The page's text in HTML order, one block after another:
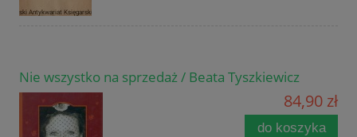
Nie wszystko na sprzedaż / Beata Tyszkiewicz
84,90 zł
do koszyka